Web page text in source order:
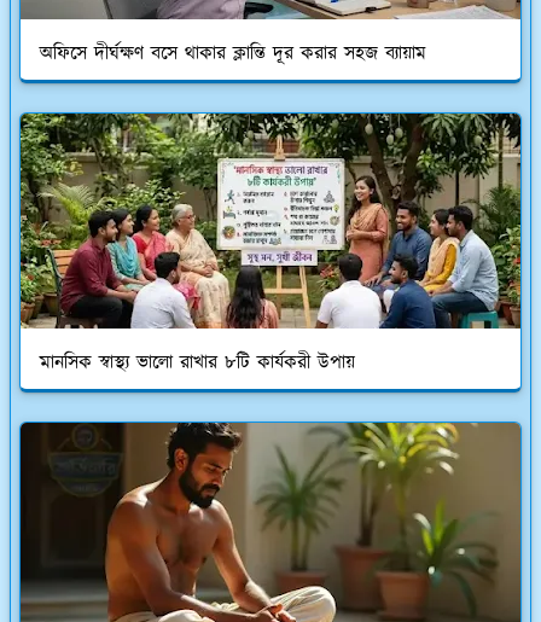
অফিসে দীর্ঘক্ষণ বসে থাকার ক্লান্তি দূর করার সহজ ব্যায়াম
মানসিক স্বাস্থ্য ভালো রাখার ৮টি কার্যকরী উপায়